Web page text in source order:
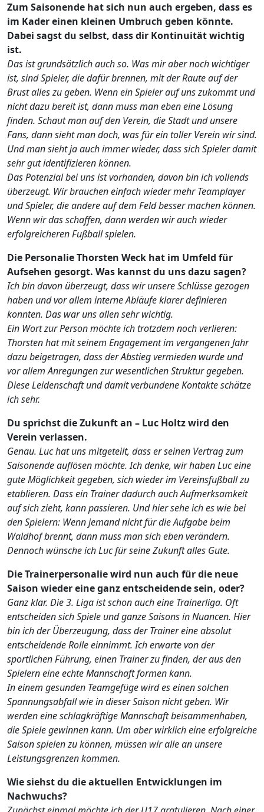
Zum Saisonende hat sich nun auch ergeben, dass es
im Kader einen kleinen Umbruch geben könnte.
Dabei sagst du selbst, dass dir Kontinuität wichtig
ist.
Das ist grundsätzlich auch so. Was mir aber noch wichtiger
ist, sind Spieler, die dafür brennen, mit der Raute auf der
Brust alles zu geben. Wenn ein Spieler auf uns zukommt und
nicht dazu bereit ist, dann muss man eben eine Lösung
finden. Schaut man auf den Verein, die Stadt und unsere
Fans, dann sieht man doch, was für ein toller Verein wir sind.
Und man sieht ja auch immer wieder, dass sich Spieler damit
sehr gut identifizieren können.
Das Potenzial bei uns ist vorhanden, davon bin ich vollends
überzeugt. Wir brauchen einfach wieder mehr Teamplayer
und Spieler, die andere auf dem Feld besser machen können.
Wenn wir das schaffen, dann werden wir auch wieder
erfolgreicheren Fußball spielen.
Die Personalie Thorsten Weck hat im Umfeld für
Aufsehen gesorgt. Was kannst du uns dazu sagen?
Ich bin davon überzeugt, dass wir unsere Schlüsse gezogen
haben und vor allem interne Abläufe klarer definieren
konnten. Das war uns allen sehr wichtig.
Ein Wort zur Person möchte ich trotzdem noch verlieren:
Thorsten hat mit seinem Engagement im vergangenen Jahr
dazu beigetragen, dass der Abstieg vermieden wurde und
vor allem Anregungen zur wesentlichen Struktur gegeben.
Diese Leidenschaft und damit verbundene Kontakte schätze
ich sehr.
Du sprichst die Zukunft an – Luc Holtz wird den
Verein verlassen.
Genau. Luc hat uns mitgeteilt, dass er seinen Vertrag zum
Saisonende auflösen möchte. Ich denke, wir haben Luc eine
gute Möglichkeit gegeben, sich wieder im Vereinsfußball zu
etablieren. Dass ein Trainer dadurch auch Aufmerksamkeit
auf sich zieht, kann passieren. Und hier sehe ich es wie bei
den Spielern: Wenn jemand nicht für die Aufgabe beim
Waldhof brennt, dann muss man sich eben verändern.
Dennoch wünsche ich Luc für seine Zukunft alles Gute.
Die Trainerpersonalie wird nun auch für die neue
Saison wieder eine ganz entscheidende sein, oder?
Ganz klar. Die 3. Liga ist schon auch eine Trainerliga. Oft
entscheiden sich Spiele und ganze Saisons in Nuancen. Hier
bin ich der Überzeugung, dass der Trainer eine absolut
entscheidende Rolle einnimmt. Ich erwarte von der
sportlichen Führung, einen Trainer zu finden, der aus den
Spielern eine echte Mannschaft formen kann.
In einem gesunden Teamgefüge wird es einen solchen
Spannungsabfall wie in dieser Saison nicht geben. Wir
werden eine schlagkräftige Mannschaft beisammenhaben,
die Spiele gewinnen kann. Um aber wirklich eine erfolgreiche
Saison spielen zu können, müssen wir alle an unsere
Leistungsgrenzen kommen.
Wie siehst du die aktuellen Entwicklungen im
Nachwuchs?